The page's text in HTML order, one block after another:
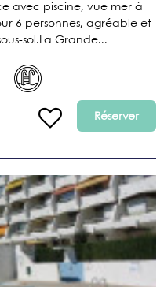
avec piscine, vue mer à
6 personnes, agréable et
sol.La Grande...
Réserver